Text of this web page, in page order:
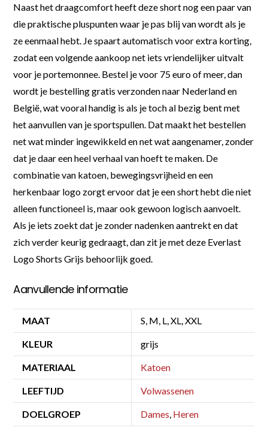
Naast het draagcomfort heeft deze short nog een paar van
die praktische pluspunten waar je pas blij van wordt als je
ze eenmaal hebt. Je spaart automatisch voor extra korting,
zodat een volgende aankoop net iets vriendelijker uitvalt
voor je portemonnee. Bestel je voor 75 euro of meer, dan
wordt je bestelling gratis verzonden naar Nederland en
België, wat vooral handig is als je toch al bezig bent met
het aanvullen van je sportspullen. Dat maakt het bestellen
net wat minder ingewikkeld en net wat aangenamer, zonder
dat je daar een heel verhaal van hoeft te maken. De
combinatie van katoen, bewegingsvrijheid en een
herkenbaar logo zorgt ervoor dat je een short hebt die niet
alleen functioneel is, maar ook gewoon logisch aanvoelt.
Als je iets zoekt dat je zonder nadenken aantrekt en dat
zich verder keurig gedraagt, dan zit je met deze Everlast
Logo Shorts Grijs behoorlijk goed.
Aanvullende informatie
MAAT S, M, L, XL, XXL
KLEUR grijs
MATERIAAL Katoen
LEEFTIJD Volwassenen
DOELGROEP Dames, Heren